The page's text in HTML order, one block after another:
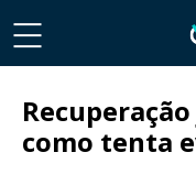
como tenta